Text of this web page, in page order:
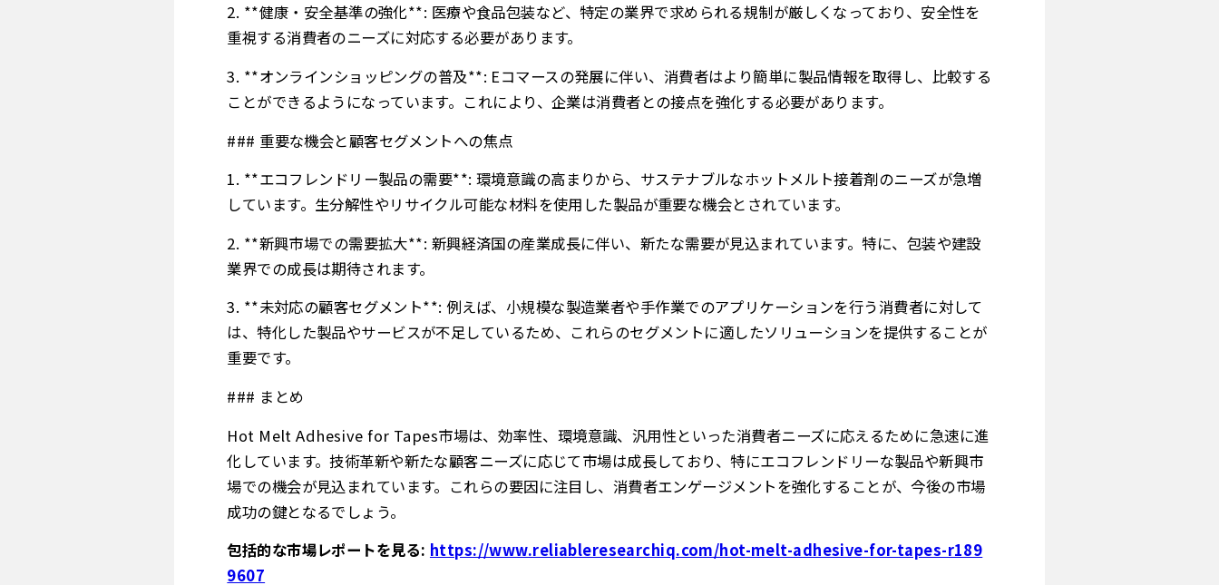
2. **健康・安全基準の強化**: 医療や食品包装など、特定の業界で求められる規制が厳しくなっており、安全性を
重視する消費者のニーズに対応する必要があります。
3. **オンラインショッピングの普及**: Eコマースの発展に伴い、消費者はより簡単に製品情報を取得し、比較する
ことができるようになっています。これにより、企業は消費者との接点を強化する必要があります。
### 重要な機会と顧客セグメントへの焦点
1. **エコフレンドリー製品の需要**: 環境意識の高まりから、サステナブルなホットメルト接着剤のニーズが急増
しています。生分解性やリサイクル可能な材料を使用した製品が重要な機会とされています。
2. **新興市場での需要拡大**: 新興経済国の産業成長に伴い、新たな需要が見込まれています。特に、包装や建設
業界での成長は期待されます。
3. **未対応の顧客セグメント**: 例えば、小規模な製造業者や手作業でのアプリケーションを行う消費者に対して
は、特化した製品やサービスが不足しているため、これらのセグメントに適したソリューションを提供することが
重要です。
### まとめ
Hot Melt Adhesive for Tapes市場は、効率性、環境意識、汎用性といった消費者ニーズに応えるために急速に進
化しています。技術革新や新たな顧客ニーズに応じて市場は成長しており、特にエコフレンドリーな製品や新興市
場での機会が見込まれています。これらの要因に注目し、消費者エンゲージメントを強化することが、今後の市場
成功の鍵となるでしょう。
包括的な市場レポートを見る: https://www.reliableresearchiq.com/hot-melt-adhesive-for-tapes-r189
9607